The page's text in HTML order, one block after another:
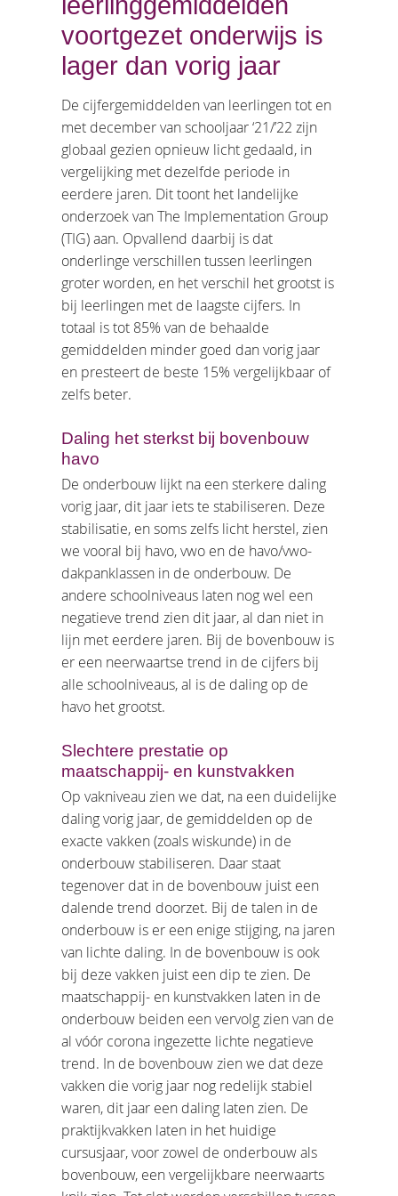
voortgezet onderwijs is
lager dan vorig jaar
De cijfergemiddelden van leerlingen tot en
met december van schooljaar ‘21/’22 zijn
globaal gezien opnieuw licht gedaald, in
vergelijking met dezelfde periode in
eerdere jaren. Dit toont het landelijke
onderzoek van The Implementation Group
(TIG) aan. Opvallend daarbij is dat
onderlinge verschillen tussen leerlingen
groter worden, en het verschil het grootst is
bij leerlingen met de laagste cijfers. In
totaal is tot 85% van de behaalde
gemiddelden minder goed dan vorig jaar
en presteert de beste 15% vergelijkbaar of
zelfs beter.
Daling het sterkst bij bovenbouw
havo
De onderbouw lijkt na een sterkere daling
vorig jaar, dit jaar iets te stabiliseren. Deze
stabilisatie, en soms zelfs licht herstel, zien
we vooral bij havo, vwo en de havo/vwo-
dakpanklassen in de onderbouw. De
andere schoolniveaus laten nog wel een
negatieve trend zien dit jaar, al dan niet in
lijn met eerdere jaren. Bij de bovenbouw is
er een neerwaartse trend in de cijfers bij
alle schoolniveaus, al is de daling op de
havo het grootst.
Slechtere prestatie op
maatschappij- en kunstvakken
Op vakniveau zien we dat, na een duidelijke
daling vorig jaar, de gemiddelden op de
exacte vakken (zoals wiskunde) in de
onderbouw stabiliseren. Daar staat
tegenover dat in de bovenbouw juist een
dalende trend doorzet. Bij de talen in de
onderbouw is er een enige stijging, na jaren
van lichte daling. In de bovenbouw is ook
bij deze vakken juist een dip te zien. De
maatschappij- en kunstvakken laten in de
onderbouw beiden een vervolg zien van de
al vóór corona ingezette lichte negatieve
trend. In de bovenbouw zien we dat deze
vakken die vorig jaar nog redelijk stabiel
waren, dit jaar een daling laten zien. De
praktijkvakken laten in het huidige
cursusjaar, voor zowel de onderbouw als
bovenbouw, een vergelijkbare neerwaarts